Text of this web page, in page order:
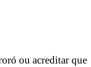
ou acreditar que